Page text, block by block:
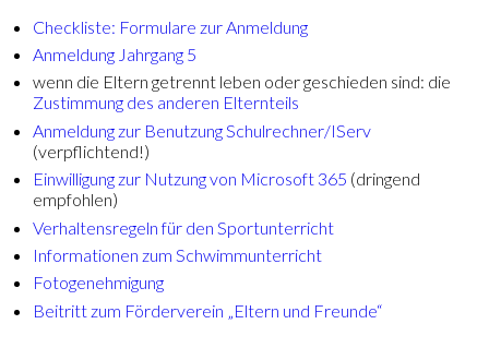
Checkliste: Formulare zur Anmeldung
Anmeldung Jahrgang 5
wenn die Eltern getrennt leben oder geschieden sind: die
Zustimmung des anderen Elternteils
Anmeldung zur Benutzung Schulrechner/IServ
(verpflichtend!)
Einwilligung zur Nutzung von Microsoft 365 (dringend
empfohlen)
Verhaltensregeln für den Sportunterricht
Informationen zum Schwimmunterricht
Fotogenehmigung
Beitritt zum Förderverein „Eltern und Freunde“